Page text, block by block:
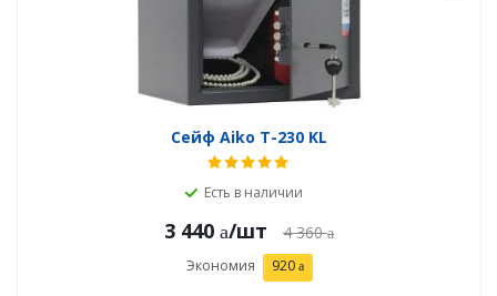
Сейф Aiko T-230 KL
Есть в наличии
3 440 /шт 4 360
Экономия 920